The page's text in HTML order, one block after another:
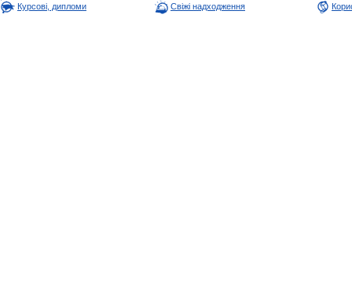
Курсові, дипломи
Свіжі надходження